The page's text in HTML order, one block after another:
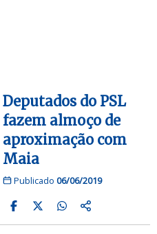
Deputados do PSL
fazem almoço de
aproximação com
Maia
Publicado 06/06/2019